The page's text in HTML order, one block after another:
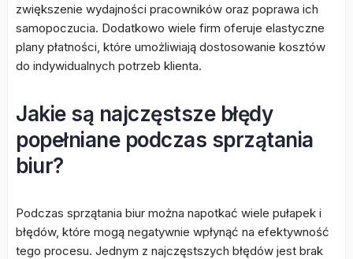
zwiększenie wydajności pracowników oraz poprawa ich
samopoczucia. Dodatkowo wiele firm oferuje elastyczne
plany płatności, które umożliwiają dostosowanie kosztów
do indywidualnych potrzeb klienta.
Jakie są najczęstsze błędy
popełniane podczas sprzątania
biur?
Podczas sprzątania biur można napotkać wiele pułapek i
błędów, które mogą negatywnie wpłynąć na efektywność
tego procesu. Jednym z najczęstszych błędów jest brak